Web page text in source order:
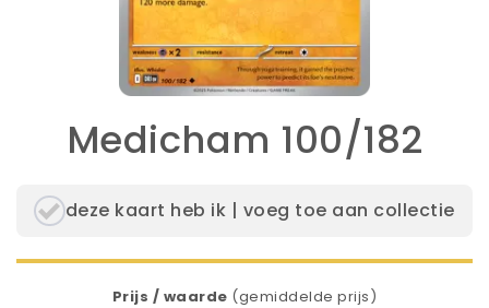
Medicham 100/182
deze kaart heb ik | voeg toe aan collectie
Prijs / waarde (gemiddelde prijs)